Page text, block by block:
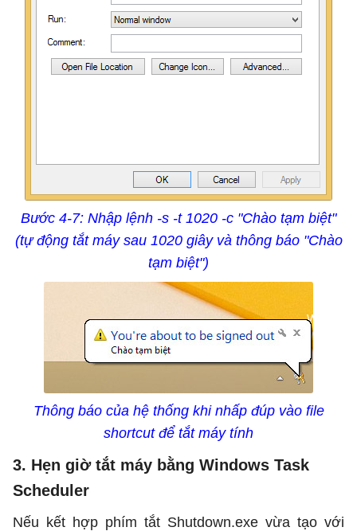
Bước 4-7: Nhập lệnh -s -t 1020 -c "Chào tạm biệt"
(tự động tắt máy sau 1020 giây và thông báo "Chào
tạm biệt")
Thông báo của hệ thống khi nhấp đúp vào file
shortcut để tắt máy tính
3. Hẹn giờ tắt máy bằng Windows Task
Scheduler
Nếu kết hợp phím tắt Shutdown.exe vừa tạo với